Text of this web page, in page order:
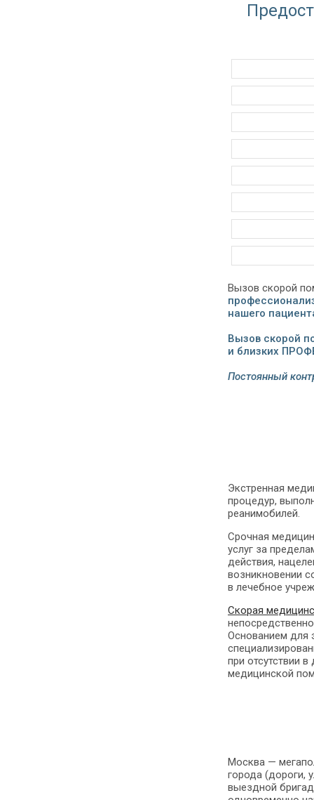
Вызов скорой
нашего
Вызов скорой
и близких
Постоянный
Экстренная
процедур,
реанимобилей.
Срочная
услуг за
действия,
возникновении
в лечебное
Скорая
Основанием для
при отсутствии
медицинской
Москва —
города (дороги,
выездной